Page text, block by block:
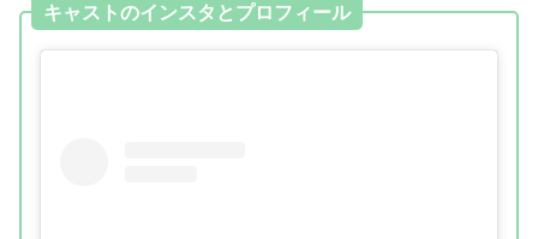
キャストのインスタとプロフィール